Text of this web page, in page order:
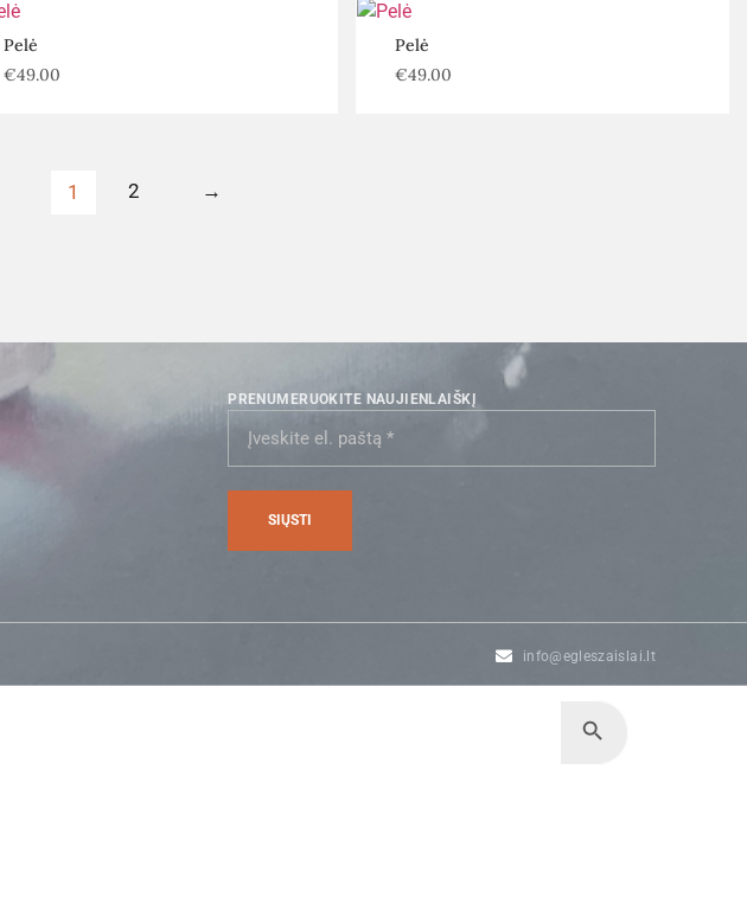
Pelė
€49.00
Pelė
€49.00
1 2 →
PRENUMERUOKITE NAUJIENLAIŠKĮ
info@egleszaislai.lt